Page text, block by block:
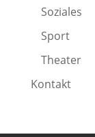
Soziales
Sport
Theater
Kontakt